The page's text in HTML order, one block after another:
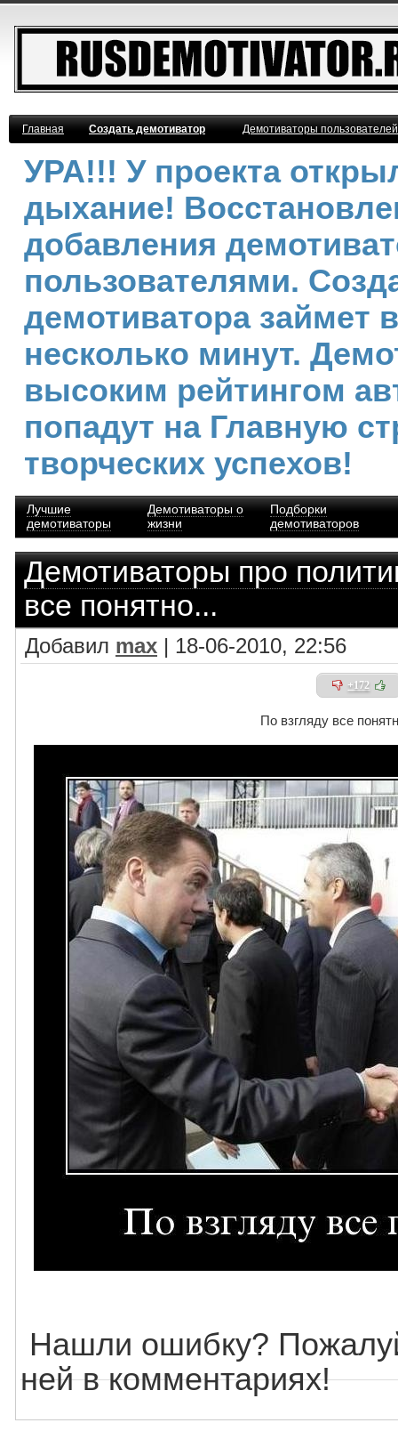
Главная Создать демотиватор Демотиваторы
УРА!!! У проекта
дыхание!
добавления
пользователями.
демотиватора займет
несколько минут.
высоким рейтингом
попадут на Главную
творческих успехов!
Лучшие
демотиваторы
Демотиваторы о
жизни
Подборки
демотиваторов
Демотиваторы про
все понятно...
Добавил max | 18-06-2010, 22:56
+172
По взгляду все
Нашли ошибку?
ней в комментариях!